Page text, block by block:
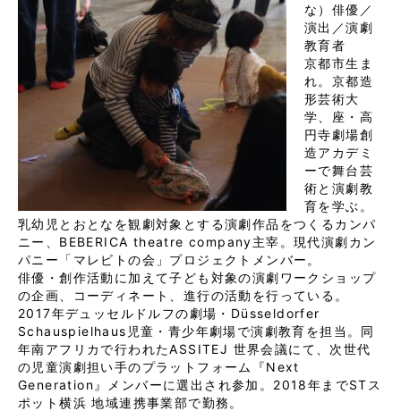
な）俳優／
演出／演劇
教育者
京都市生ま
れ。京都造
形芸術大
学、座・高
円寺劇場創
造アカデミ
ーで舞台芸
術と演劇教
育を学ぶ。
乳幼児とおとなを観劇対象とする演劇作品をつくるカンパ
ニー、BEBERICA theatre company主宰。現代演劇カン
パニー「マレビトの会」プロジェクトメンバー。
俳優・創作活動に加えて子ども対象の演劇ワークショップ
の企画、コーディネート、進行の活動を行っている。
2017年デュッセルドルフの劇場・Düsseldorfer
Schauspielhaus児童・青少年劇場で演劇教育を担当。同
年南アフリカで行われたASSITEJ 世界会議にて、次世代
の児童演劇担い手のプラットフォーム『Next
Generation』メンバーに選出され参加。2018年までSTス
ポット横浜 地域連携事業部で勤務。